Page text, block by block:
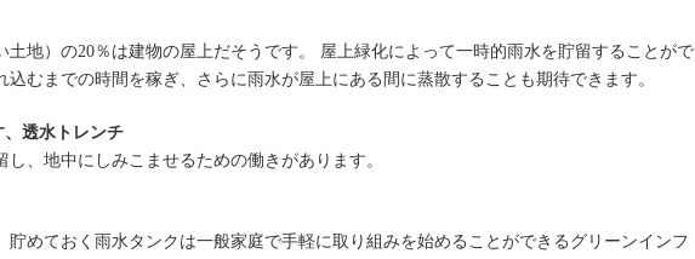
土地）の20％は建物の屋上だそうです。 屋上緑化によって一時的雨水を貯留することがで
込むまでの時間を稼ぎ、さらに雨水が屋上にある間に蒸散することも期待できます。
透水トレンチ
、地中にしみこませるための働きがあります。
貯めておく雨水タンクは一般家庭で手軽に取り組みを始めることができるグリーンインフ